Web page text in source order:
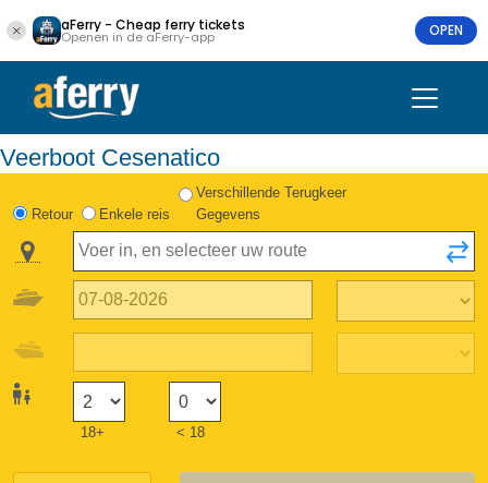
aFerry - Cheap ferry tickets
Openen in de aFerry-app OPEN
Veerboot Cesenatico
Retour Enkele reis
Verschillende Terugkeer
Gegevens
18+ < 18